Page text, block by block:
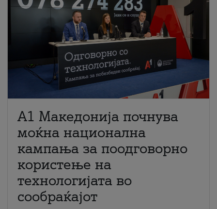
A1 Македонија почнува
моќна национална
кампања за поодговорно
користење на
технологијата во
сообраќајот